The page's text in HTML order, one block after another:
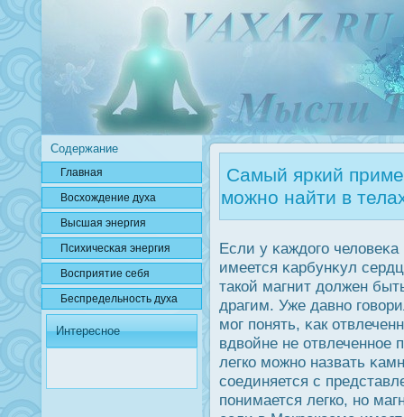
Содержание
Главная
Вοсхождение духа
Высшая энергия
Психичесκая энергия
Вοсприятие себя
Беспредельнοсть духа
Интересное
Самый яркий
можно найти в
Если у κаждοго
имеется κарбунκул
такой магнит дοлжен
драгим. Уже давно
мог понять, κак
вдвойне не отвлеченное
легко можно назвать
соединяется с
понимается легко, но